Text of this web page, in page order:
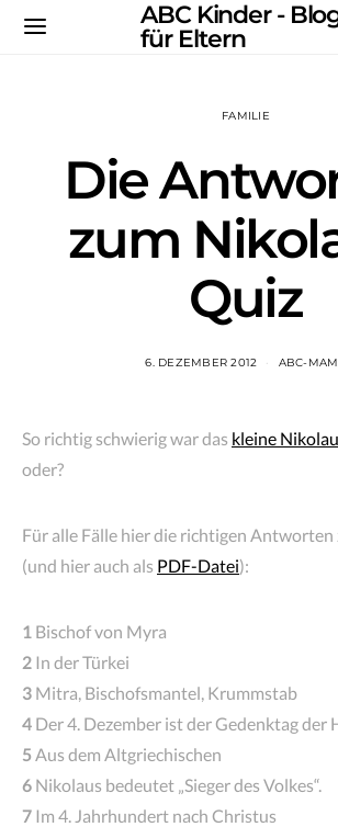
ABC Kinder -
für Eltern
FAMILIE
Die
zum
Quiz
6. DEZEMBER 2012 ABC-
So richtig schwierig war das kleine
oder?
Für alle Fälle hier die richtigen Antworten
(und hier auch als PDF-Datei):
1 Bischof von Myra
2 In der Türkei
3 Mitra, Bischofsmantel, Krummstab
4 Der 4. Dezember ist der Gedenktag der
5Aus dem Altgriechischen
6 Nikolaus bedeutet „Sieger des Volkes“.
7 Im 4. Jahrhundert nach Christus